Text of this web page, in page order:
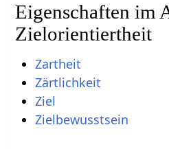
Eigenschaften im
Zielorientiertheit
Zartheit
Zärtlichkeit
Ziel
Zielbewusstsein